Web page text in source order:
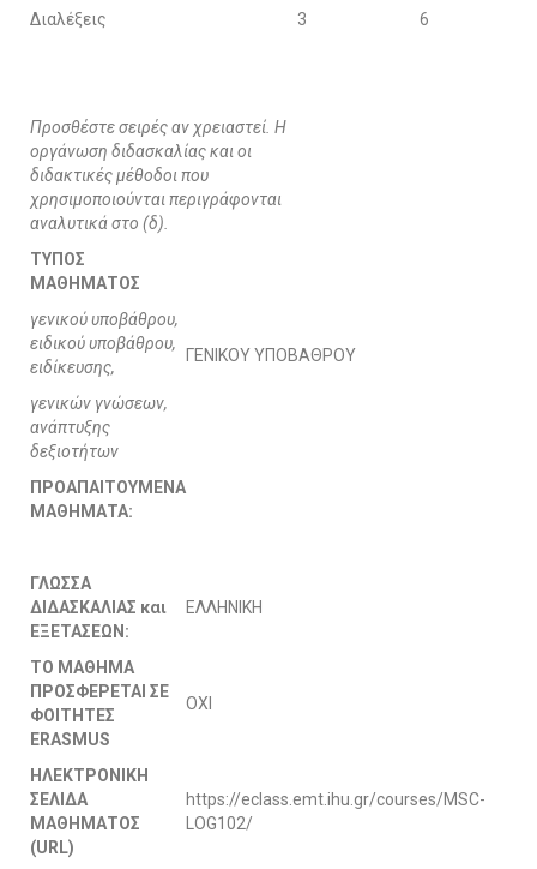
Διαλέξεις 3 6
Προσθέστε σειρές αν χρειαστεί. Η
οργάνωση διδασκαλίας και οι
διδακτικές μέθοδοι που
χρησιμοποιούνται περιγράφονται
αναλυτικά στο (δ).
ΤΥΠΟΣ
ΜΑΘΗΜΑΤΟΣ
γενικού υποβάθρου,
ειδικού υποβάθρου,
ειδίκευσης,
γενικών γνώσεων,
ανάπτυξης
δεξιοτήτων
ΓΕΝΙΚΟΥ ΥΠΟΒΑΘΡΟΥ
ΠΡΟΑΠΑΙΤΟΥΜΕΝΑ
ΜΑΘΗΜΑΤΑ:
ΓΛΩΣΣΑ
ΔΙΔΑΣΚΑΛΙΑΣ και
ΕΞΕΤΑΣΕΩΝ:
ΕΛΛΗΝΙΚΗ
ΤΟ ΜΑΘΗΜΑ
ΠΡΟΣΦΕΡΕΤΑΙ ΣΕ
ΦΟΙΤΗΤΕΣ
ERASMUS
ΟΧΙ
ΗΛΕΚΤΡΟΝΙΚΗ
ΣΕΛΙΔΑ
ΜΑΘΗΜΑΤΟΣ
(URL)
https://eclass.emt.ihu.gr/courses/MSC-
LOG102/